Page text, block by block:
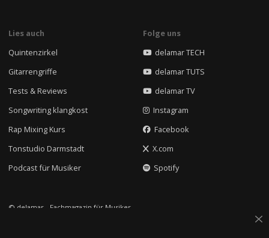
Lies auch
Quintenzirkel
Gitarrengriffe
Tests & Reviews
Songwriting klangkost
Rap Mixing Kurs
Tonstudio Darmstadt
Podcast für Musiker
Folge uns
delamar TECH
delamar TUTS
delamar TV
Instagram
Facebook
X.com
Spotify
© delamar - Fachmagazin für Musiker